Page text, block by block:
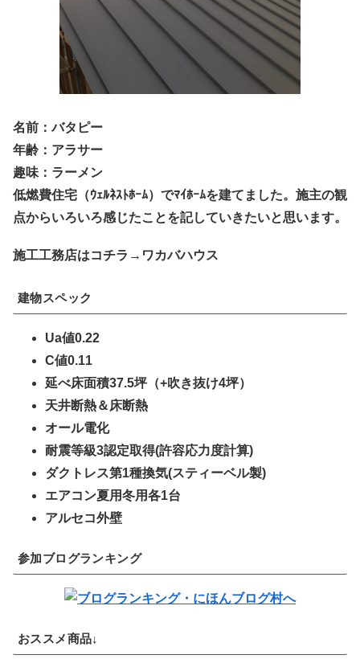
名前：バタピー
年齢：アラサー
趣味：ラーメン
低燃費住宅（ｳｪﾙﾈｽﾄﾎｰﾑ）でﾏｲﾎｰﾑを建てました。施主の観
点からいろいろ感じたことを記していきたいと思います。
施工工務店はコチラ→ワカバハウス
建物スペック
Ua値0.22
C値0.11
延べ床面積37.5坪（+吹き抜け4坪）
天井断熱＆床断熱
オール電化
耐震等級3認定取得(許容応力度計算)
ダクトレス第1種換気(スティーベル製)
エアコン夏用冬用各1台
アルセコ外壁
参加ブログランキング
おススメ商品↓